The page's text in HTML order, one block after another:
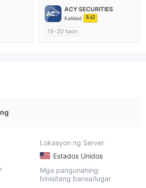
Paggawa ng Market (MM)
Pangunahing label na MT4
ACY SECURITIES
Kalidad 8.62
15-20 taon
Lokasyon ng Server
Estados Unidos
Mga pangunahing
binisitang bansa/lugar